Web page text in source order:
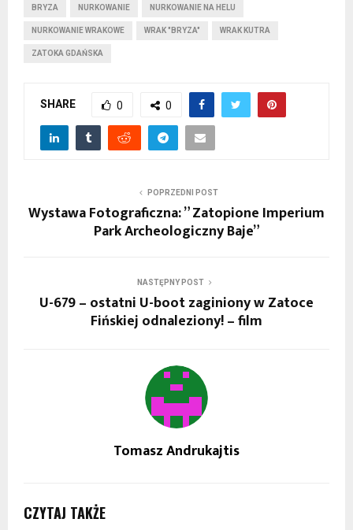
BRYZA NURKOWANIE NURKOWANIE NA HELU
NURKOWANIE WRAKOWE WRAK "BRYZA" WRAK KUTRA
ZATOKA GDAŃSKA
SHARE 0 0
POPRZEDNI POST
Wystawa Fotograficzna: ” Zatopione Imperium
Park Archeologiczny Baje”
NASTĘPNY POST
U-679 – ostatni U-boot zaginiony w Zatoce
Fińskiej odnaleziony! – film
Tomasz Andrukajtis
CZYTAJ TAKŻE